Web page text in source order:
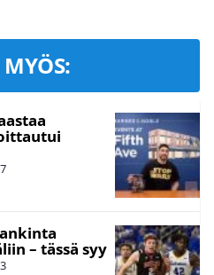
MYÖS:
– tässä syy